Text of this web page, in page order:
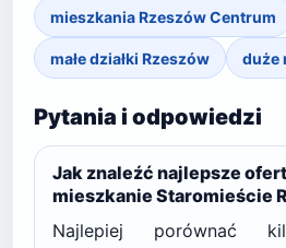
mieszkania Rzeszów Centrum
małe działki Rzeszów duże
Pytania i odpowiedzi
Jak znaleźć najlepsze
mieszkanie Staromieście
Najlepiej porównać